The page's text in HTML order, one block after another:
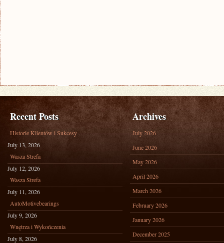
Recent Posts
Historie Klientów i Sukcesy
July 13, 2026
Wasza Strefa
July 12, 2026
Wasza Strefa
July 11, 2026
AutoMotivebearings
July 9, 2026
Wnętrza i Wykończenia
July 8, 2026
Archives
July 2026
June 2026
May 2026
April 2026
March 2026
February 2026
January 2026
December 2025